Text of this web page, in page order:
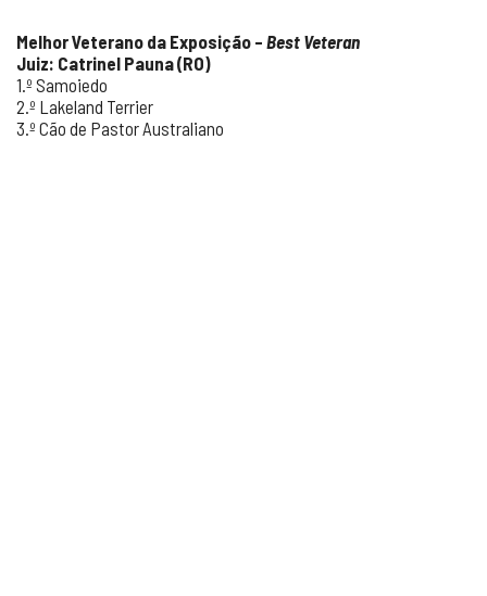
Melhor Veterano da Exposição – Best Veteran
Juiz: Catrinel Pauna (RO)
1.º Samoiedo
2.º Lakeland Terrier
3.º Cão de Pastor Australiano